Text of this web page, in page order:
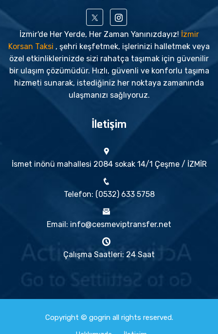
İzmir'de Her Yerde, Her Zaman Yanınızdayız! İzmir
Korsan Taksi , şehri keşfetmek, işlerinizi halletmek veya
özel etkinliklerinizde sizi rahatça taşımak için güvenilir
bir ulaşım çözümüdür. Hızlı, güvenli ve konforlu taşıma
hizmeti sunarak, istediğiniz her noktaya zamanında
ulaşmanızı sağlıyoruz.
İletişim
İsmet inönü mahallesi 2084 sokak 14/1 Çeşme / İZMİR
Telefon: (0532) 633 5758
Email: info@cesmeviptransfer.net
Çalışma Saatleri: 24 Saat
Copyright © gogrin all rights reserved.